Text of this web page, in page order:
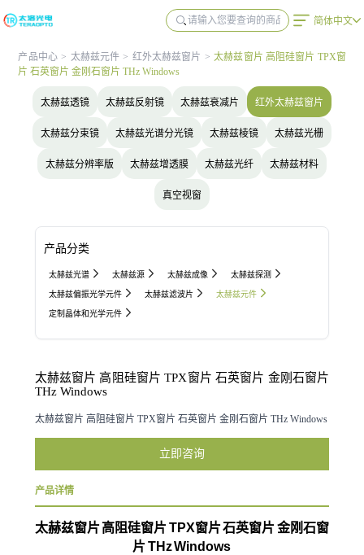
简体中文
产品中心 > 太赫兹元件 > 红外太赫兹窗片 > 太赫兹窗片 高阻硅窗片 TPX窗
片 石英窗片 金刚石窗片 THz Windows
太赫兹透镜 太赫兹反射镜 太赫兹衰减片 红外太赫兹窗片
太赫兹分束镜 太赫兹光谱分光镜 太赫兹棱镜 太赫兹光栅
太赫兹分辨率版 太赫兹增透膜 太赫兹光纤 太赫兹材料
真空视窗
产品分类
太赫兹光谱 太赫兹源 太赫兹成像 太赫兹探测
太赫兹偏振光学元件 太赫兹滤波片 太赫兹元件
定制晶体和光学元件
太赫兹窗片 高阻硅窗片 TPX窗片 石英窗片 金刚石窗片
THz Windows
太赫兹窗片 高阻硅窗片 TPX窗片 石英窗片 金刚石窗片 THz Windows
立即咨询
产品详情
太赫兹窗片高阻硅窗片TPX窗片 石英窗片 金刚石窗
片 THz Windows